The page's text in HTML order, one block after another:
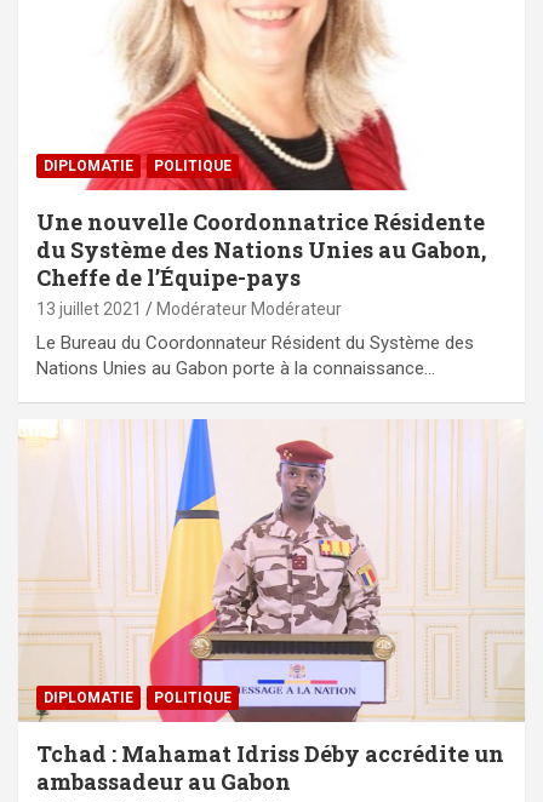
DIPLOMATIE POLITIQUE
Une nouvelle Coordonnatrice Résidente
du Système des Nations Unies au Gabon,
Cheffe de l’Équipe-pays
13 juillet 2021 Modérateur Modérateur
Le Bureau du Coordonnateur Résident du Système des
Nations Unies au Gabon porte à la connaissance…
DIPLOMATIE POLITIQUE
Tchad : Mahamat Idriss Déby accrédite un
ambassadeur au Gabon